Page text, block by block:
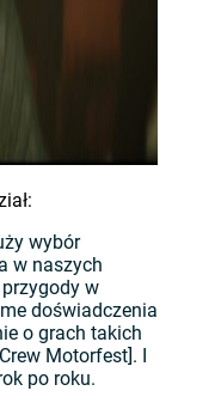
wybór
w naszych
w
doświadczenia
o grach takich
Motorfest]. I
po roku.